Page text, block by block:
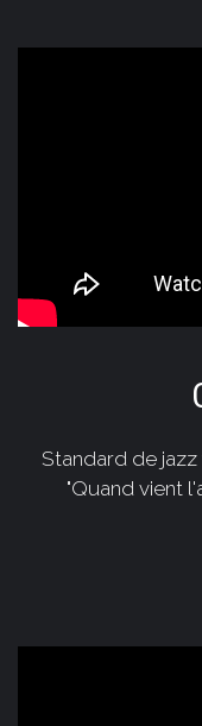
Standard de
"Quand vient